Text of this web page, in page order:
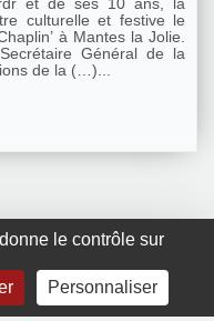
le contrôle sur
Personnaliser
et de ses 10 ans, la
culturelle et festive le
à Mantes la Jolie.
Général de la
de la (…)...
GRDR Copyright
légales|Contact